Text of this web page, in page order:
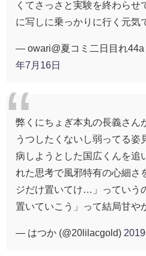
くてさっさと実験を終わらせ
に写しに乗っかりに行く元気
— owari@夏コミ二日目れ44a
年7月16日
弊くにちょぎ本丸の長義さん
うつしたくないし弱ってる姿
病しようとした国広くんを追
れた思考で風邪特有の心細さ
ジだけ置いてけ…」っていう
置いていこう」って結局甘や
— はつか (@20lilacgold)